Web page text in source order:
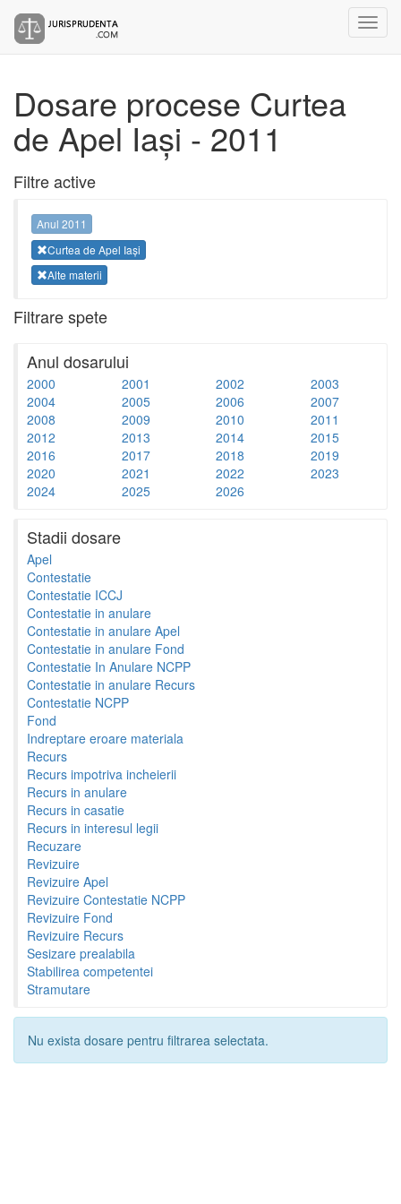
Dosare procese Curtea
de Apel Iași - 2011
Filtre active
Anul 2011
Curtea de Apel Iași
Alte materii
Filtrare spete
Anul dosarului
2000 2001 2002
2003
2004
2005 2006
2007
2008
2009 2010
2011
2012
2013 2014
2015
2016
2017 2018
2019
2020
2021 2022
2023
2024
2025 2026
Stadii dosare
Apel
Contestatie
Contestatie ICCJ
Contestatie in anulare
Contestatie in anulare Apel
Contestatie in anulare Fond
Contestatie In Anulare NCPP
Contestatie in anulare Recurs
Contestatie NCPP
Fond
Indreptare eroare materiala
Recurs
Recurs impotriva incheierii
Recurs in anulare
Recurs in casatie
Recurs in interesul legii
Recuzare
Revizuire
Revizuire Apel
Revizuire Contestatie NCPP
Revizuire Fond
Revizuire Recurs
Sesizare prealabila
Stabilirea competentei
Stramutare
Nu exista dosare pentru filtrarea selectata.